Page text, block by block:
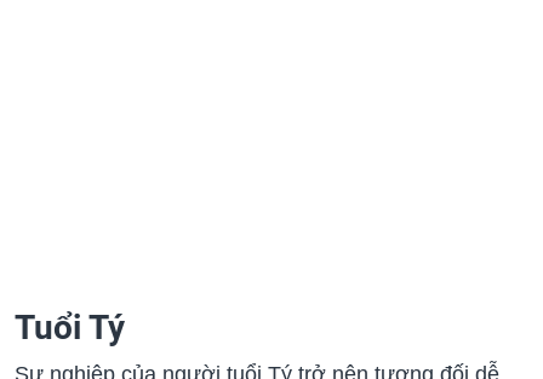
Tuổi Tý
Sự nghiệp của người tuổi Tý trở nên tương đối dễ